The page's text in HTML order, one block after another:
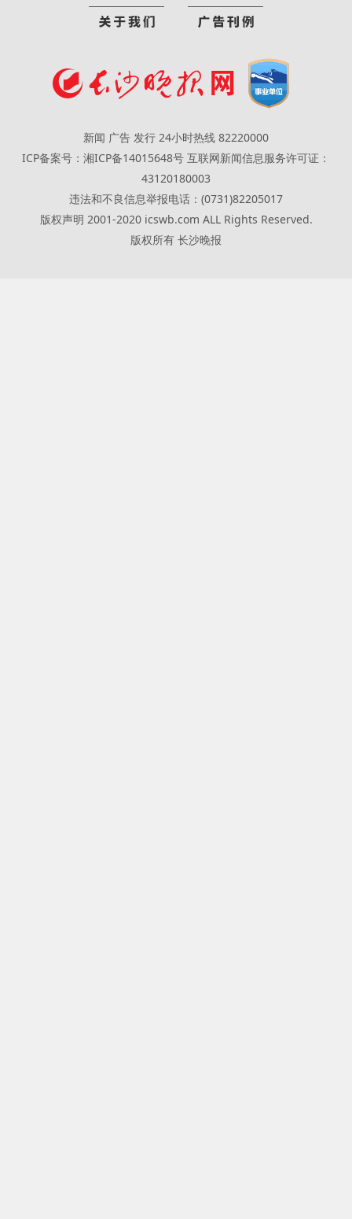
新闻 广告 发行 24小时热线 82220000
ICP备案号：湘ICP备14015648号 互联网新闻信息服务许可证：
43120180003
违法和不良信息举报电话：(0731)82205017
版权声明 2001-2020 icswb.com ALL Rights Reserved.
版权所有 长沙晚报